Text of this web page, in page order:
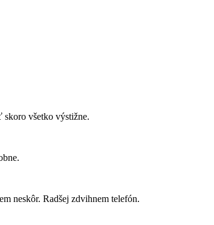
všetko výstižne.
neskôr. Radšej zdvihnem telefón.